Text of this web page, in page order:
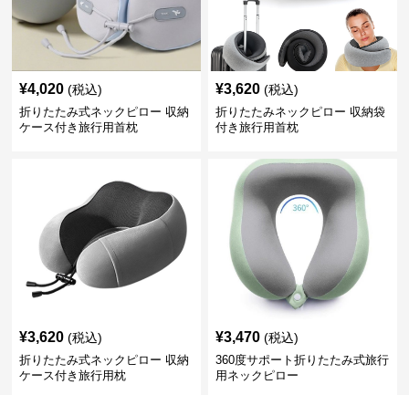
¥4,020 (税込)
折りたたみ式ネックピロー 収納
ケース付き旅行用首枕
¥3,620 (税込)
折りたたみネックピロー 収納袋
付き旅行用首枕
¥3,620 (税込)
折りたたみ式ネックピロー 収納
ケース付き旅行用枕
¥3,470 (税込)
360度サポート折りたたみ式旅行
用ネックピロー